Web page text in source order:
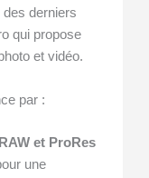
derniers
qui propose
et vidéo.
par :
et ProRes
une